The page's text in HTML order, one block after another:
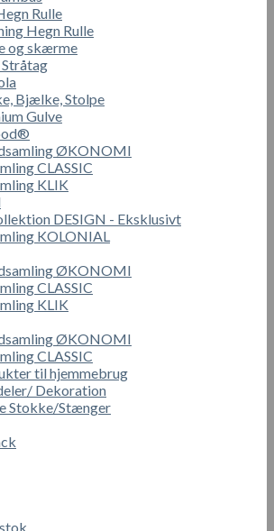
Rulle
Hegn Rulle
og skærme
Bjælke, Stolpe
Gulve
ØKONOMI
CLASSIC
KLIK
DESIGN - Eksklusivt
KOLONIAL
ØKONOMI
CLASSIC
KLIK
ØKONOMI
CLASSIC
til hjemmebrug
Dekoration
Stokke/Stænger